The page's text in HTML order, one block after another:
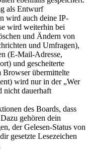
als Entwurf
wird auch deine IP-
wird weiterhin bei
und Ändern von
und Umfragen),
(E-Mail-Adresse,
und gescheiterte
Browser übermittelte
wird nur in der „Wer
nicht dauerhaft
des Boards, dass
gehören dein
der Gelesen-Status von
gesetzte Lesezeichen